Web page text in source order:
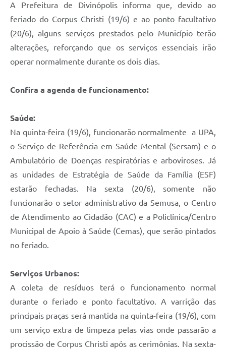
A Prefeitura de Divinópolis informa que, devido ao
feriado do Corpus Christi (19/6) e ao ponto facultativo
(20/6), alguns serviços prestados pelo Município terão
alterações, reforçando que os serviços essenciais irão
operar normalmente durante os dois dias.
Confira a agenda de funcionamento:
Saúde:
Na quinta-feira (19/6), funcionarão normalmente a UPA,
o Serviço de Referência em Saúde Mental (Sersam) e o
Ambulatório de Doenças respiratórias e arboviroses. Já
as unidades de Estratégia de Saúde da Família (ESF)
estarão fechadas. Na sexta (20/6), somente não
funcionarão o setor administrativo da Semusa, o Centro
de Atendimento ao Cidadão (CAC) e a Policlínica/Centro
Municipal de Apoio à Saúde (Cemas), que serão pintados
no feriado.
Serviços Urbanos:
A coleta de resíduos terá o funcionamento normal
durante o feriado e ponto facultativo. A varrição das
principais praças será mantida na quinta-feira (19/6), com
um serviço extra de limpeza pelas vias onde passarão a
procissão de Corpus Christi após as cerimônias. Na sexta-